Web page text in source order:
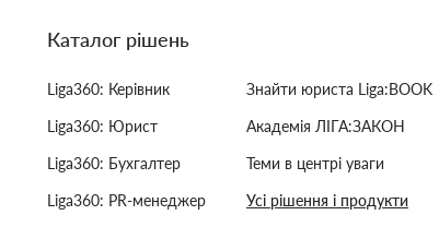
Каталог рішень
Liga360: Керівник
Liga360: Юрист
Liga360: Бухгалтер
Liga360: PR-менеджер
Знайти юриста Liga:BOOK
Академія ЛІГА:ЗАКОН
Теми в центрі уваги
Усі рішення і продукти